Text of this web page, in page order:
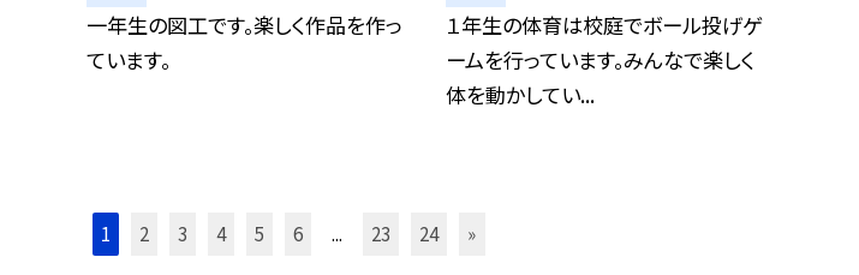
一年生の図工です。楽しく作品を作っ
ています。
１年生の体育は校庭でボール投げゲ
ームを行っています。みんなで楽しく
体を動かしてい...
1 2 3 4 5 6 ... 23 24 »